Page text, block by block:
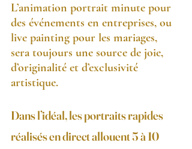
L’animation portrait minute pour
des événements en entreprises, ou
live painting pour les mariages,
sera toujours une source de joie,
d’originalité et d’exclusivité
artistique.
Dans l’idéal, les portraits rapides
réalisés en direct allouent 5 à 10